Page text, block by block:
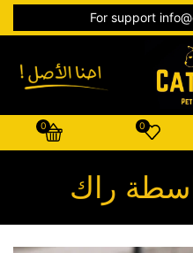
For support
0
0
راك